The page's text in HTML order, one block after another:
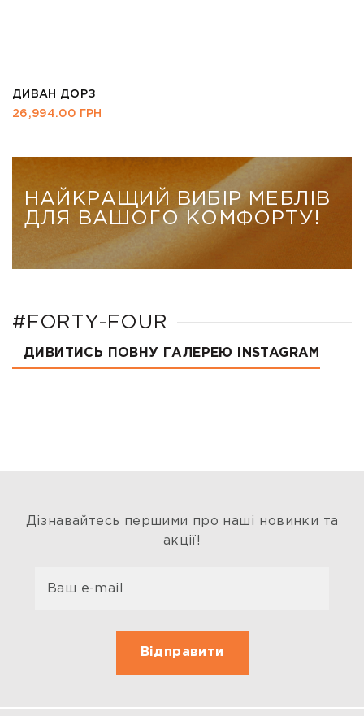
ДИВАН КУЇН
46,794.00ГРН
НАЙКРАЩИЙ ВИБІР МЕБЛІВ
ДЛЯ ВАШОГО КОМФОРТУ!
#FORTY-FOUR
ДИВИТИСЬ ПОВНУ ГАЛЕРЕЮ INSTAGRAM
Дізнавайтесь першими про наші новинки та
акції!